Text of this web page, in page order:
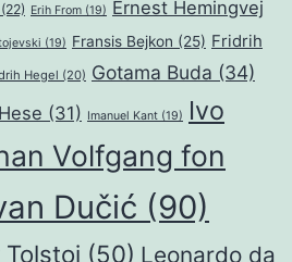
(22) Erih From (19) Ernest Hemingvej
(19) Fransis Bejkon (25) Fridrih
Hegel (20) Gotama Buda (34)
(31) Imanuel Kant (19)
Ivo
Volfgang fon
Dučić (90)
Tolstoj (50) Leonardo da